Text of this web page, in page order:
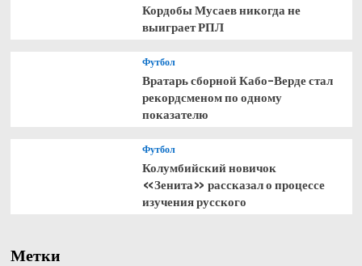
Кордобы Мусаев никогда не
выиграет РПЛ
Футбол
Вратарь сборной Кабо-Верде стал
рекордсменом по одному
показателю
Футбол
Колумбийский новичок
«Зенита» рассказал о процессе
изучения русского
Метки